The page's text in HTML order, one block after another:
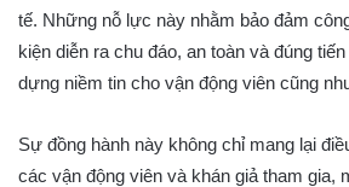
tế. Những nỗ lực này nhằm bảo đảm
kiện diễn ra chu đáo, an toàn và đúng
dựng niềm tin cho vận động viên cũng
Sự đồng hành này không chỉ mang lại
các vận động viên và khán giả tham gia,